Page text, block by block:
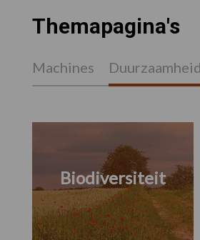
Themapagina's
Machines Duurzaamheid
Biodiversiteit